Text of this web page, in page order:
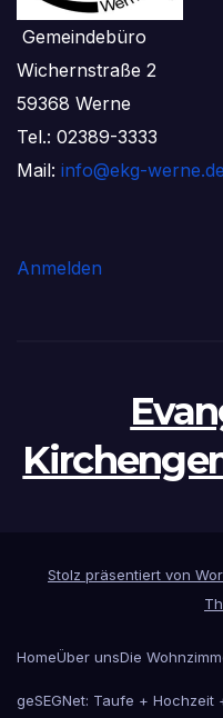
Gemeindebüro
Wichernstraße 2
59368 Werne
Tel.: 02389-3333
Mail: info@ekg-werne.de
Anmelden
Stolz präsentiert von
HomeÜber unsDie
geSEGNet: Taufe + Hochzeit